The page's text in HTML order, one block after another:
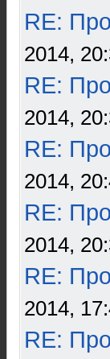
RE:
2014,
RE:
2014,
RE:
2014,
RE:
2014,
RE:
2014,
RE: